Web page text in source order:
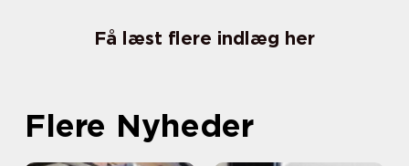
Få læst flere indlæg her
Flere Nyheder